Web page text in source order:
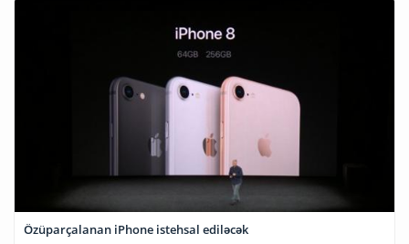
Özüparçalanan iPhone istehsal ediləcək